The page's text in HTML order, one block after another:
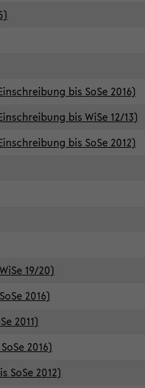
bis SoSe 2016)
bis WiSe 12/13)
bis SoSe 2012)
19/20)
2016)
2011)
2016)
2012)